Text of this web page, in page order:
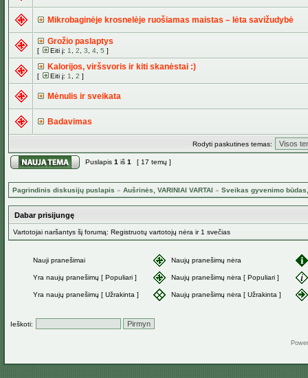
Mikrobaginėje krosnelėje ruošiamas maistas – lėta savižudybė
Grožio paslaptys
[ Eiti į: 1 2 3 4 5 ]
Kalorijos, viršsvoris ir kiti skanėstai :)
[ Eiti į: 1 2 ]
Mėnulis ir sveikata
Badavimas
Rodyti paskutines temas:
Puslapis 1 iš 1 [ 17 temų ]
Pagrindinis diskusijų puslapis » Aušrinės, VARINIAI VARTAI » Sveikas gyvenimo
Dabar prisijungę
Vartotojai naršantys šį forumą: Registruotų vartotojų nėra ir 1 svečias
Nauji pranešimai Naujų pranešimų nėra
Yra naujų pranešimų [ Populiari ] Naujų pranešimų nėra [ Populiari ]
Yra naujų pranešimų [ Užrakinta ] Naujų pranešimų nėra [ Užrakinta ]
Ieškoti: